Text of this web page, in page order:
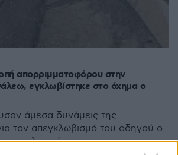
απορριμματοφόρου στην
εγκλωβίστηκε στο όχημα ο
άμεσα δυνάμεις της
τον απεγκλωβισμό του οδηγού ο
ελαφρά